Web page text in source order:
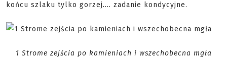
końcu szlaku tylko gorzej…. zadanie kondycyjne.
1 Strome zejścia po kamieniach i wszechobecna mgła